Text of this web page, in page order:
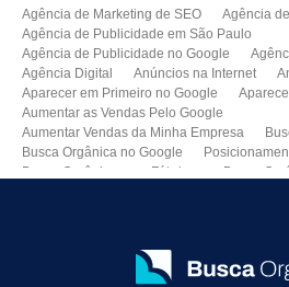
Agência de Marketing de SEO
Agência
Agência de Publicidade em São Paulo
Agência de Publicidade no Google
Agência Digital
Anúncios na Internet
Aparecer em Primeiro no Google
Aumentar as Vendas Pelo Google
Aumentar Vendas da Minha Empresa
Busca Orgânica no Google
Busca Orgânica para Fábricas
Busca
Como Melhorar as Vendas
Como Melhorar o Ranking do Meu Site no